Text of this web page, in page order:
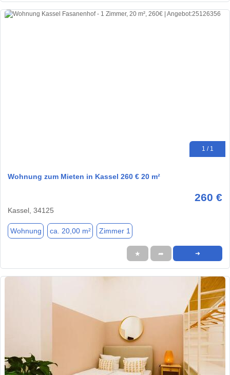
1 / 1
Wohnung zum Mieten in Kassel 260 € 20 m²
260 €
Kassel, 34125
Wohnung ca. 20,00 m² Zimmer 1
★ ➦ ➜